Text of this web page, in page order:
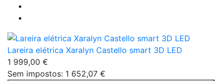
Lareira elétrica Xaralyn Castello smart 3D LED
1 999,00 €
Sem impostos: 1 652,07 €